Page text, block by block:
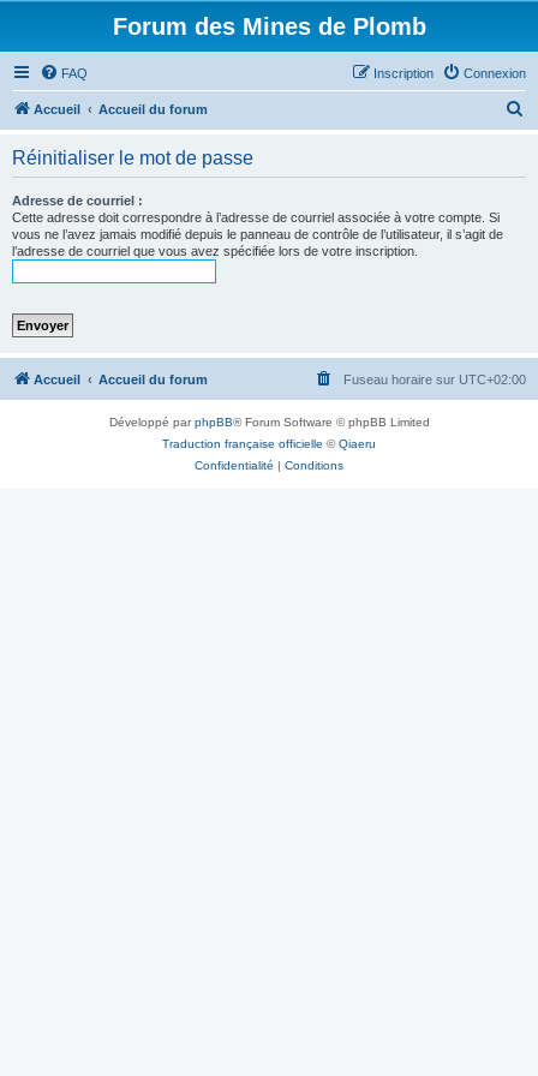
Forum des Mines de Plomb
FAQ Connexion
Inscription
Accueil Accueil du forum
Réinitialiser le mot de passe
Adresse de courriel :
Cette adresse doit correspondre à l’adresse de courriel associée à votre compte. Si
vous ne l’avez jamais modifié depuis le panneau de contrôle de l’utilisateur, il s’agit de
l’adresse de courriel que vous avez spécifiée lors de votre inscription.
Accueil Accueil du forum Fuseau horaire sur UTC+02:00
Développé parphpBB® Forum Software © phpBB Limited
Traduction française officielle ©Qiaeru
Confidentialité | Conditions